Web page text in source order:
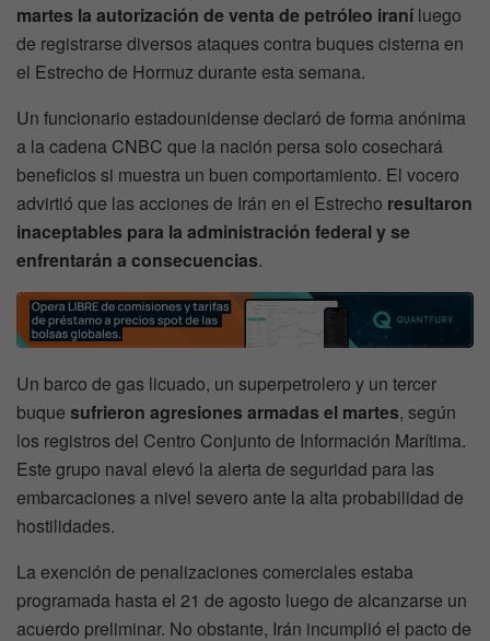
martes la autorización de venta de petróleo iraní luego
de registrarse diversos ataques contra buques cisterna en
el Estrecho de Hormuz durante esta semana.
Un funcionario estadounidense declaró de forma anónima
a la cadena CNBC que la nación persa solo cosechará
beneficios si muestra un buen comportamiento. El vocero
advirtió que las acciones de Irán en el Estrecho resultaron
inaceptables para la administración federal y se
enfrentarán a consecuencias.
Un barco de gas licuado, un superpetrolero y un tercer
buque sufrieron agresiones armadas el martes, según
los registros del Centro Conjunto de Información Marítima.
Este grupo naval elevó la alerta de seguridad para las
embarcaciones a nivel severo ante la alta probabilidad de
hostilidades.
La exención de penalizaciones comerciales estaba
programada hasta el 21 de agosto luego de alcanzarse un
acuerdo preliminar. No obstante, Irán incumplió el pacto de